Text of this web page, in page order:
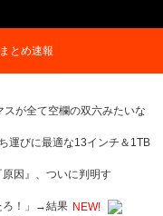
とめ速報
が全て空欄の双六みたいな
運びに最適な13インチ＆1TB
原因』、ついに判明す
ろ！」→結果 NEW!